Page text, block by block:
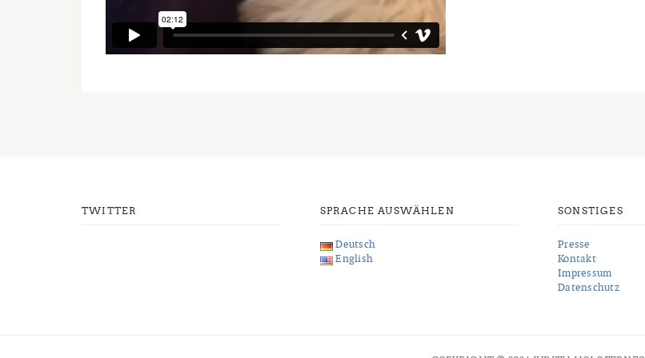
TWITTER SPRACHE AUSWÄHLEN
Deutsch
English
SONSTIGES
Presse
Kontakt
Impressum
Datenschutz